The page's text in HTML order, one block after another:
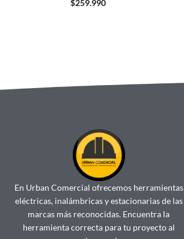
$259.990
En Urban Comercial ofrecemos herramientas
eléctricas, inalámbricas y estacionarias de las
marcas más reconocidas. Encuentra la
herramienta correcta para tu proyecto al